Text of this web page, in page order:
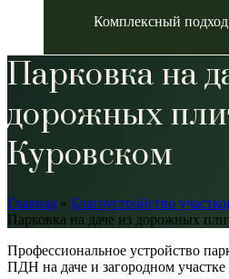
Комплексный подход
Парковка на
дорожных
Куровском
Главная » Благоустройство
Парковка на даче из дорожных
Профессиональное устройство
ПДН на даче и загородном